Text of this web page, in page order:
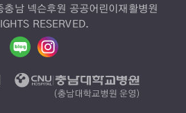
남 넥슨후원 공공어린이재활병원
RESERVED.